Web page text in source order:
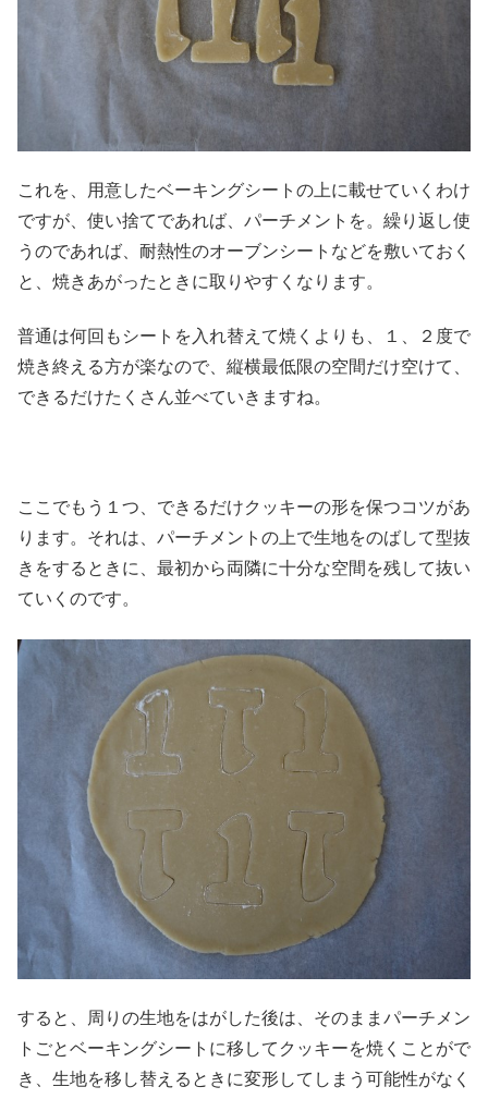
これを、用意したベーキングシートの上に載せていくわけ
ですが、使い捨てであれば、パーチメントを。繰り返し使
うのであれば、耐熱性のオーブンシートなどを敷いておく
と、焼きあがったときに取りやすくなります。
普通は何回もシートを入れ替えて焼くよりも、１、２度で
焼き終える方が楽なので、縦横最低限の空間だけ空けて、
できるだけたくさん並べていきますね。
ここでもう１つ、できるだけクッキーの形を保つコツがあ
ります。それは、パーチメントの上で生地をのばして型抜
きをするときに、最初から両隣に十分な空間を残して抜い
ていくのです。
すると、周りの生地をはがした後は、そのままパーチメン
トごとベーキングシートに移してクッキーを焼くことがで
き、生地を移し替えるときに変形してしまう可能性がなく